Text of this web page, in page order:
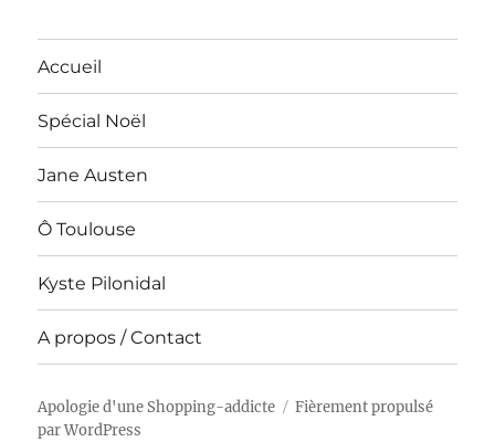
Accueil
Spécial Noël
Jane Austen
Ô Toulouse
Kyste Pilonidal
A propos / Contact
Apologie d'une Shopping-addicte
Fièrement propulsé
par WordPress